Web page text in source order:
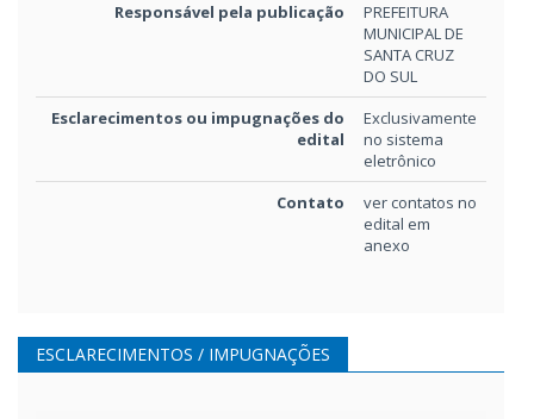
4.070kB
Responsável pela publicação
PREFEITURA
MUNICIPAL DE
SANTA CRUZ
DO SUL
Esclarecimentos ou impugnações do
edital
Exclusivamente
no sistema
eletrônico
Contato
ver contatos no
edital em
anexo
ESCLARECIMENTOS / IMPUGNAÇÕES